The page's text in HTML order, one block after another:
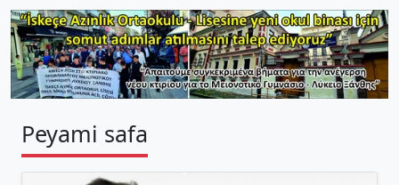
Peyami safa